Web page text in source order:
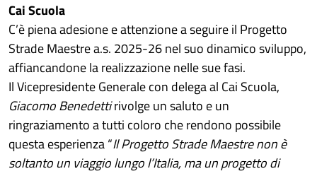
Cai Scuola
C’è piena adesione e attenzione a seguire il Progetto
Strade Maestre a.s. 2025-26 nel suo dinamico sviluppo,
affiancandone la realizzazione nelle sue fasi.
Il Vicepresidente Generale con delega al Cai Scuola,
Giacomo Benedettirivolge un saluto e un
ringraziamento a tutti coloro che rendono possibile
questa esperienza “Il Progetto Strade Maestre non è
soltanto un viaggio lungo l’Italia, ma un progetto di